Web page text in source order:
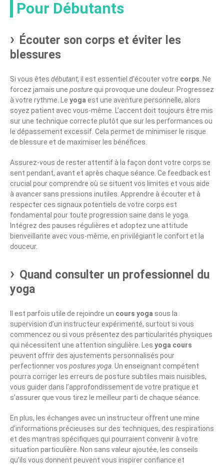
Pour Débutants
Écouter son corps et éviter les
blessures
Si vous êtes débutant, il est essentiel d’écouter votre corps . Ne
forcez jamais une posture qui provoque une douleur. Progressez
à votre rythme. Le yoga est une aventure personnelle, alors
soyez patient avec vous-même. L’accent doit toujours être mis
sur une technique correcte plutôt que sur les performances ou
le dépassement excessif. Cela permet de minimiser le risque
de blessure et de maximiser les bénéfices.
Assurez-vous de rester attentif à la façon dont votre corps se
sent pendant, avant et après chaque séance. Ce feedback est
crucial pour comprendre où se situent vos limites et vous aide
à avancer sans pressions inutiles. Apprendre à écouter et à
respecter ces signaux potentiels de votre corps est
fondamental pour toute progression saine dans le yoga.
Intégrez des pauses régulières et adoptez une attitude
bienveillante avec vous-même, en privilégiant le confort et la
douceur.
Quand consulter un professionnel du
yoga
Il est parfois utile de rejoindre un cours yoga sous la
supervision d’un instructeur expérimenté, surtout si vous
commencez ou si vous présentez des particularités physiques
qui nécessitent une attention singulière. Les yoga cours
peuvent offrir des ajustements personnalisés pour
perfectionner vos postures yoga . Un enseignant compétent
pourra corriger les erreurs de posture subtiles mais nuisibles,
vous guider dans l’approfondissement de votre pratique et
s’assurer que vous tirez le meilleur parti de chaque séance.
En plus, les échanges avec un instructeur offrent une mine
d’informations précieuses sur des techniques, des respirations
et des mantras spécifiques qui pourraient convenir à votre
situation particulière. Non sans valeur ajoutée, les conseils
qu’ils vous donnent peuvent vous inspirer confiance et